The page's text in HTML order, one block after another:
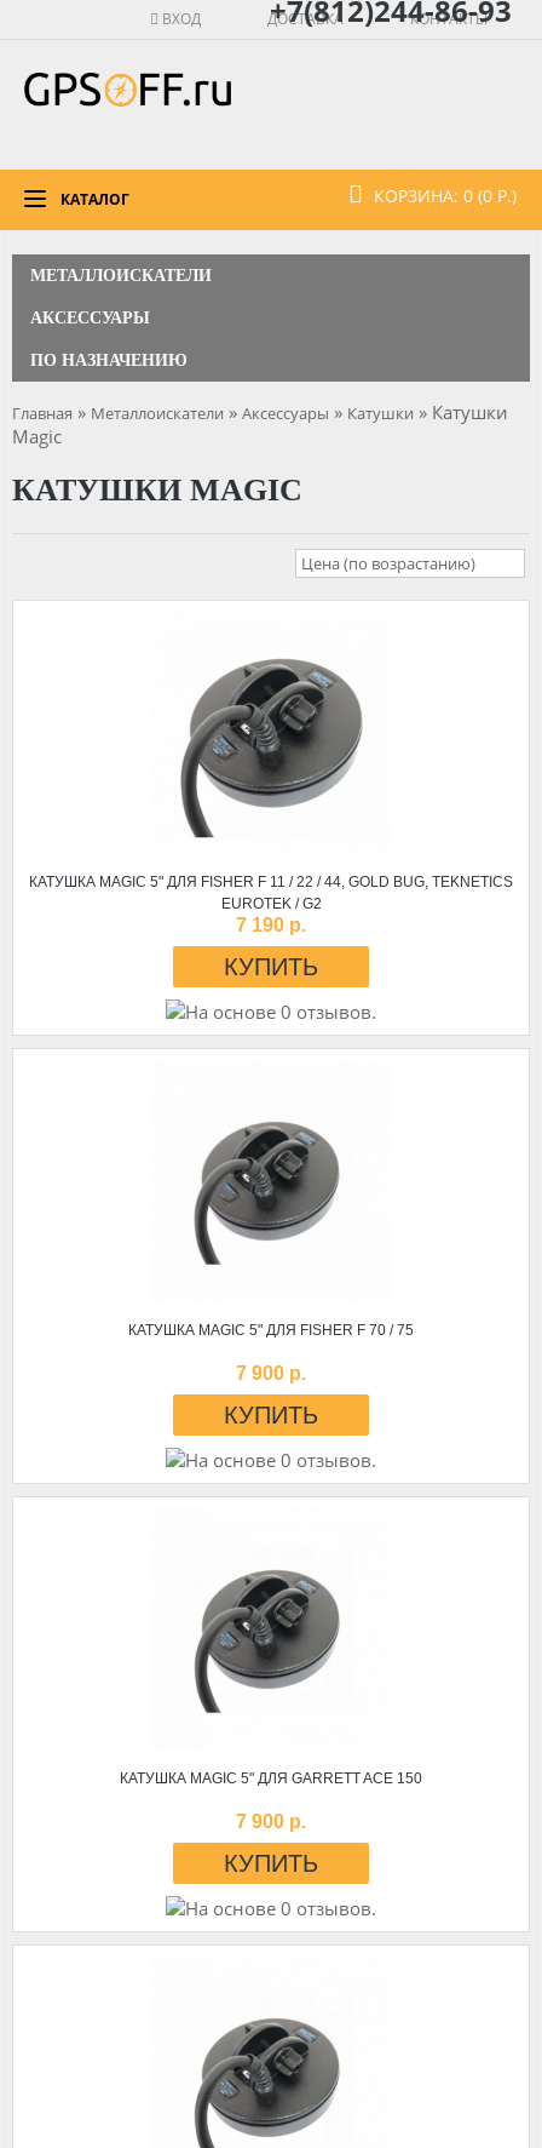
КОНТАКТЫ
ДОСТАВКА
ВХОД +7(812)244-86-93
КОРЗИНА: 0 (0 Р.)
КАТАЛОГ
МЕТАЛЛОИСКАТЕЛИ
АКСЕССУАРЫ
ПО НАЗНАЧЕНИЮ
Главная » Металлоискатели » Аксессуары » Катушки » Катушки
Magic
КАТУШКИ MAGIC
Цена (по возрастанию)
КАТУШКА MAGIC 5" ДЛЯ FISHER F 11 / 22 / 44, GOLD BUG, TEKNETICS
EUROTEK / G2
7 190 р.
КАТУШКА MAGIC 5" ДЛЯ FISHER F 70 / 75
7 900 р.
КАТУШКА MAGIC 5" ДЛЯ GARRETT ACE 150
7 900 р.